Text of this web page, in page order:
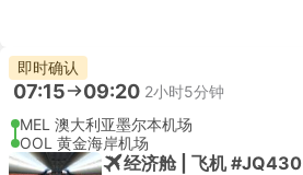
即时确认
07:15 09:20 2小时5分钟
MEL 澳大利亚墨尔本机场
OOL 黄金海岸机场
经济舱 | 飞机 #JQ430